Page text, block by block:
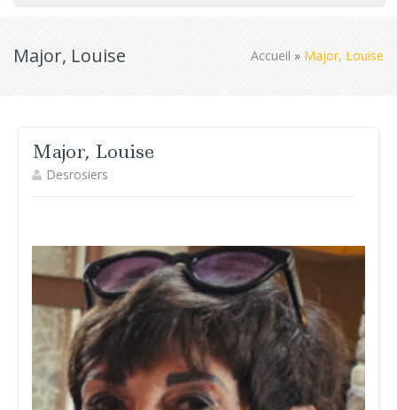
Major, Louise Accueil » Major, Louise
Major, Louise
Desrosiers